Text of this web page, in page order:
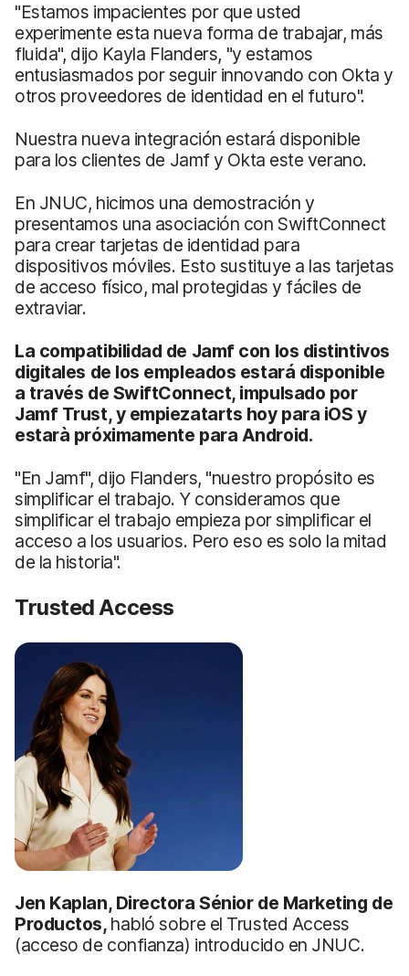
"Estamos impacientes por que usted
experimente esta nueva forma de trabajar, más
fluida", dijo Kayla Flanders, "y estamos
entusiasmados por seguir innovando con Okta y
otros proveedores de identidad en el futuro".
Nuestra nueva integración estará disponible
para los clientes de Jamf y Okta este verano.
En JNUC, hicimos una demostración y
presentamos una asociación con SwiftConnect
para crear tarjetas de identidad para
dispositivos móviles. Esto sustituye a las tarjetas
de acceso físico, mal protegidas y fáciles de
extraviar.
La compatibilidad de Jamf con los distintivos
digitales de los empleados estará disponible
a través de SwiftConnect, impulsado por
Jamf Trust, y empiezatarts hoy para iOS y
estarà próximamente para Android.
"En Jamf", dijo Flanders, "nuestro propósito es
simplificar el trabajo. Y consideramos que
simplificar el trabajo empieza por simplificar el
acceso a los usuarios. Pero eso es solo la mitad
de la historia".
Trusted Access
Jen Kaplan, Directora Sénior de Marketing de
Productos, habló sobre el Trusted Access
(acceso de confianza) introducido en JNUC.